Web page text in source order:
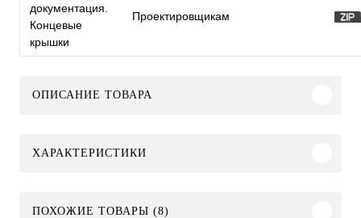
документация.
Концевые
крышки
Проектировщикам
ОПИСАНИЕ ТОВАРА
ХАРАКТЕРИСТИКИ
ПОХОЖИЕ ТОВАРЫ (8)